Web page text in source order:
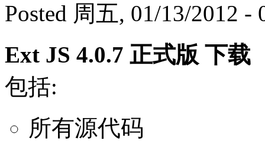
Posted 周五, 01/13/2012 -
Ext JS 4.0.7 正式版 下载
包括:
所有源代码